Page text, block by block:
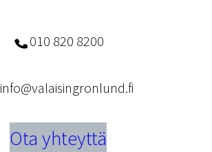
010 820 8200
info@valaisingronlund.fi
Ota yhteyttä